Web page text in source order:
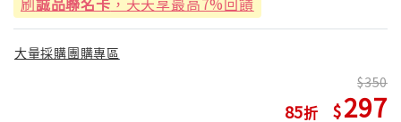
大量採購團購專區
85
350
297